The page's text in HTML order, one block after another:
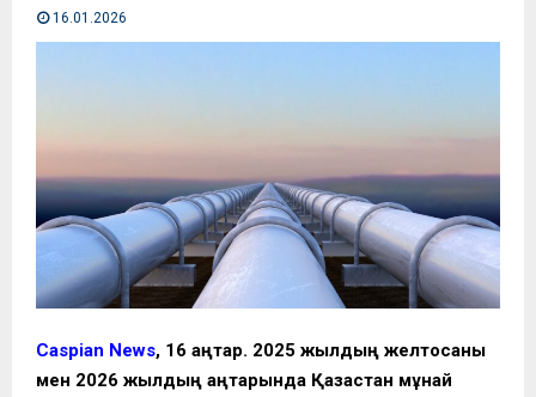
16.01.2026
Caspian News, 16 қаңтар. 2025 жылдың желтоқсаны
мен 2026 жылдың қаңтарында Қазақстан мұнай